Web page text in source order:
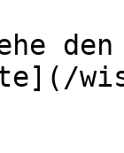
den